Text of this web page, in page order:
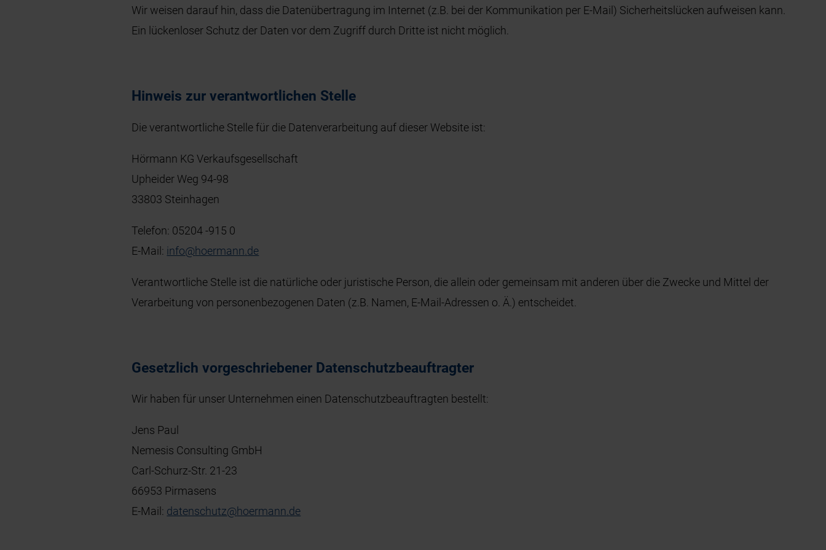
Wir weisen darauf hin, dass die Datenübertragung im Internet (z.B. bei der Kommunikation per E-Mail) Sicherheitslücken aufweisen kann.
Ein lückenloser Schutz der Daten vor dem Zugriff durch Dritte ist nicht möglich.
Hinweis zur verantwortlichen Stelle
Die verantwortliche Stelle für die Datenverarbeitung auf dieser Website ist:
Hörmann KG Verkaufsgesellschaft
Upheider Weg 94-98
33803 Steinhagen
Telefon: 05204 -915 0
E-Mail: info@hoermann de
Verantwortliche Stelle ist die natürliche oder juristische Person, die allein oder gemeinsam mit anderen über die Zwecke und Mittel der
Verarbeitung von personenbezogenen Daten (z.B. Namen, E-Mail-Adressen o. Ä.) entscheidet.
Gesetzlich vorgeschriebener Datenschutzbeauftragter
Wir haben für unser Unternehmen einen Datenschutzbeauftragten bestellt:
Jens Paul
Nemesis Consulting GmbH
Carl-Schurz-Str. 21-23
66953 Pirmasens
E-Mail: datenschutz@hoermann de